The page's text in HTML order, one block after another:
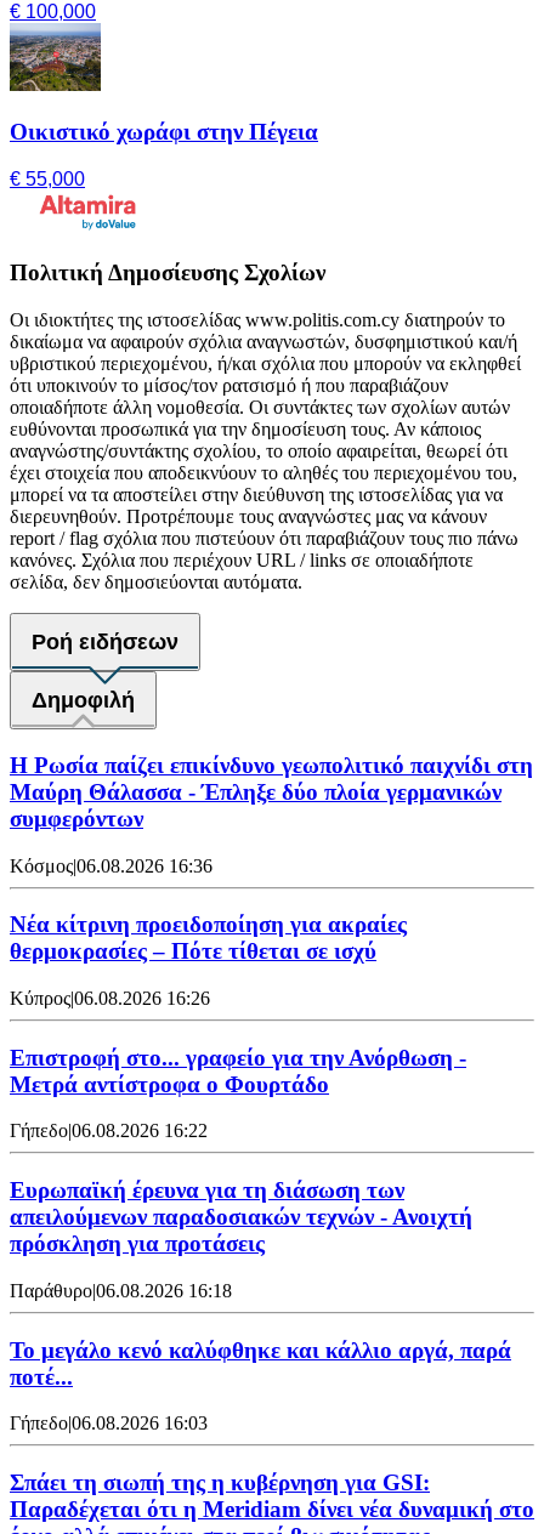
€ 100,000
Οικιστικό χωράφι στην Πέγεια
€ 55,000
Πολιτική Δημοσίευσης Σχολίων
Οι ιδιοκτήτες της ιστοσελίδας www.politis.com.cy διατηρούν το
δικαίωμα να αφαιρούν σχόλια αναγνωστών, δυσφημιστικού και/ή
υβριστικού περιεχομένου, ή/και σχόλια που μπορούν να εκληφθεί
ότι υποκινούν το μίσος/τον ρατσισμό ή που παραβιάζουν
οποιαδήποτε άλλη νομοθεσία. Οι συντάκτες των σχολίων αυτών
ευθύνονται προσωπικά για την δημοσίευση τους. Αν κάποιος
αναγνώστης/συντάκτης σχολίου, το οποίο αφαιρείται, θεωρεί ότι
έχει στοιχεία που αποδεικνύουν το αληθές του περιεχομένου του,
μπορεί να τα αποστείλει στην διεύθυνση της ιστοσελίδας για να
διερευνηθούν. Προτρέπουμε τους αναγνώστες μας να κάνουν
report / flag σχόλια που πιστεύουν ότι παραβιάζουν τους πιο πάνω
κανόνες. Σχόλια που περιέχουν URL / links σε οποιαδήποτε
σελίδα, δεν δημοσιεύονται αυτόματα.
Ροή ειδήσεων
Δημοφιλή
Η Ρωσία παίζει επικίνδυνο γεωπολιτικό παιχνίδι στη
Μαύρη Θάλασσα - Έπληξε δύο πλοία γερμανικών
συμφερόντων
Κόσμος|06.08.2026 16:36
Νέα κίτρινη προειδοποίηση για ακραίες
θερμοκρασίες – Πότε τίθεται σε ισχύ
Κύπρος|06.08.2026 16:26
Επιστροφή στο... γραφείο για την Ανόρθωση -
Μετρά αντίστροφα ο Φουρτάδο
Γήπεδο06.08.2026 16:22
Ευρωπαϊκή έρευνα για τη διάσωση των
απειλούμενων παραδοσιακών τεχνών - Ανοιχτή
πρόσκληση για προτάσεις
Παράθυρο|06.08.2026 16:18
Το μεγάλο κενό καλύφθηκε και κάλλιο αργά, παρά
ποτέ...
Γήπεδο|06.08.2026 16:03
Σπάει τη σιωπή της η κυβέρνηση για GSI:
Παραδέχεται ότι η Meridiam δίνει νέα δυναμική στο